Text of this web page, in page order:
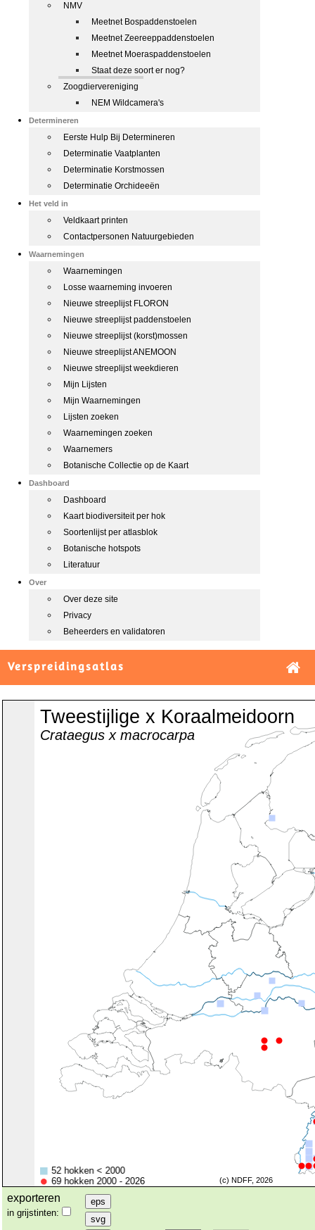
NMV
Meetnet Bospaddenstoelen
Meetnet Zeereeppaddenstoelen
Meetnet Moeraspaddenstoelen
Staat deze soort er nog?
Zoogdiervereniging
NEM Wildcamera's
Determineren
Eerste Hulp Bij Determineren
Determinatie Vaatplanten
Determinatie Korstmossen
Determinatie Orchideeën
Het veld in
Veldkaart printen
Contactpersonen Natuurgebieden
Waarnemingen
Waarnemingen
Losse waarneming invoeren
Nieuwe streeplijst FLORON
Nieuwe streeplijst paddenstoelen
Nieuwe streeplijst (korst)mossen
Nieuwe streeplijst ANEMOON
Nieuwe streeplijst weekdieren
Mijn Lijsten
Mijn Waarnemingen
Lijsten zoeken
Waarnemingen zoeken
Waarnemers
Botanische Collectie op de Kaart
Dashboard
Dashboard
Kaart biodiversiteit per hok
Soortenlijst per atlasblok
Botanische hotspots
Literatuur
Over
Over deze site
Privacy
Beheerders en validatoren
Verspreidingsatlas